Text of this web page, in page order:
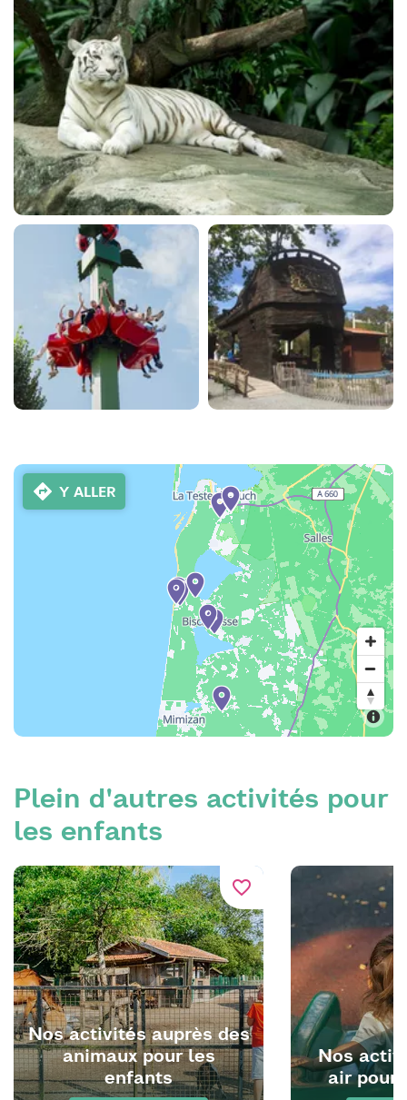
Y ALLER
Plein d'autres activités pour
les enfants
favorite_border
Nos activités auprès des
animaux pour les
enfants
Nos
air pour